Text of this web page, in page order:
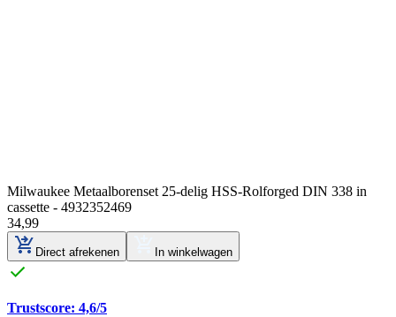
Milwaukee Metaalborenset 25-delig HSS-Rolforged DIN 338 in
cassette - 4932352469
34,99
Direct afrekenen In winkelwagen
Trustscore: 4,6/5